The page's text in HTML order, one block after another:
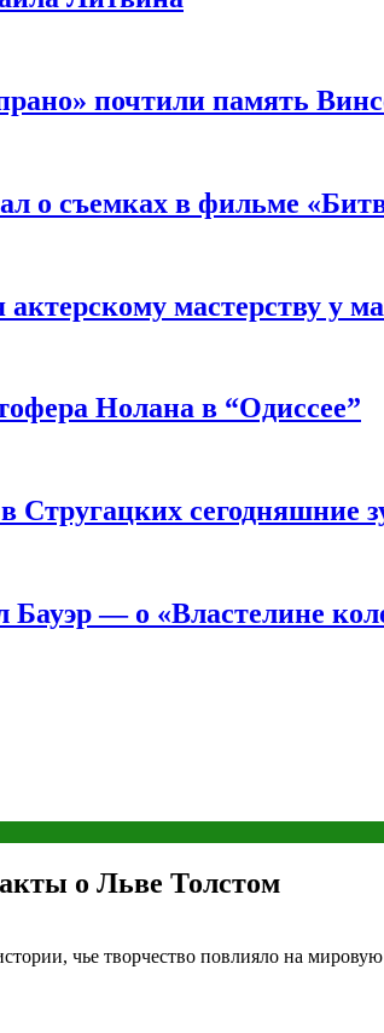
почтили память
о съемках в фильме
актерскому мастерству у
Нолана в “Одиссее”
Стругацких сегодняшние
— о «Властелине
о Льве Толстом
чье творчество повлияло на мировую